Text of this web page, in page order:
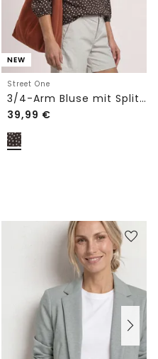
NEW
Street One
3/4-Arm Bluse mit Split Neck und Bändern
39,99 €